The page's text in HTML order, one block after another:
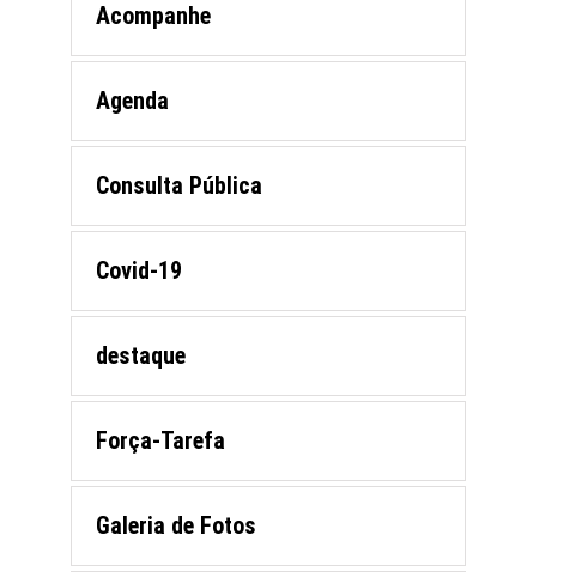
Acompanhe
Agenda
Consulta Pública
Covid-19
destaque
Força-Tarefa
Galeria de Fotos